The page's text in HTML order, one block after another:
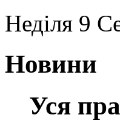
Неділя 9
Новини
Уся